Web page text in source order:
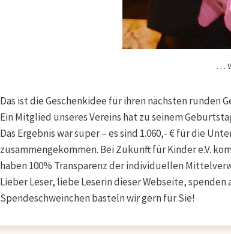
…
Das ist die Geschenkidee für ihren nächsten runden
Ein Mitglied unseres Vereins hat zu seinem
Das Ergebnis war super – es sind 1.060,- € für die
zusammengekommen. Bei Zukunft für Kinder e.V.
haben 100% Transparenz der individuellen
Lieber Leser, liebe Leserin dieser Webseite,
Spendeschweinchen basteln wir gern für Sie!